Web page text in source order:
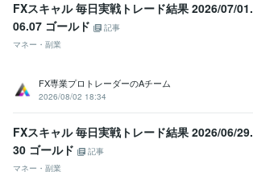
FXスキャル 毎日実戦トレード結果 2026/07/01.
06.07 ゴールド
記事
マネー・副業
FX専業プロトレーダーのAチーム
2026/08/02 18:34
FXスキャル 毎日実戦トレード結果 2026/06/29.
30 ゴールド
記事
マネー・副業